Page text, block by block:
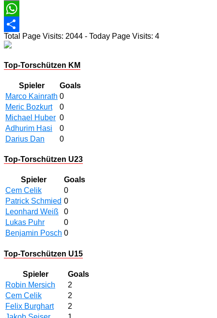
Email
WhatsApp
Teilen
Total Page Visits: 2044 - Today Page Visits: 4
Top-Torschützen KM
Spieler
Goals
Marco Kainrath 0
Meric Bozkurt
0
Michael Huber 0
Adhurim Hasi
0
Darius Dan
0
Top-Torschützen U23
Spieler
Goals
Cem Celik
0
Patrick Schmied 0
Leonhard Weiß
0
Lukas Puhr
0
Benjamin Posch 0
Top-Torschützen U15
Spieler
Goals
Robin Mersich
2
Cem Celik
2
Felix Burghart
2